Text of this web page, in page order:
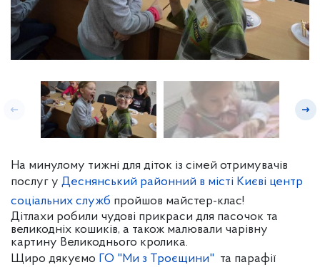
На минулому тижні для діток із сімей отримувачів
послуг у Деснянський районний в місті Києві центр
соціальних служб пройшов майстер-клас!
Дітлахи робили чудові прикраси для пасочок та
великодніх кошиків, а також малювали чарівну
картину Великоднього кролика.
Щиро дякуємо ГО "Ми з Троєщини" та парафії